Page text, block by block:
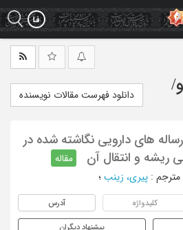
/
دانلود فهرست مقالات نویسنده
رساله های دارویی نگاشته شده در
ریشه و انتقال آن
مقاله
مترجم : پیری، زینب ؛
کلیدواژه آدرس
پیشنهاد دیگران